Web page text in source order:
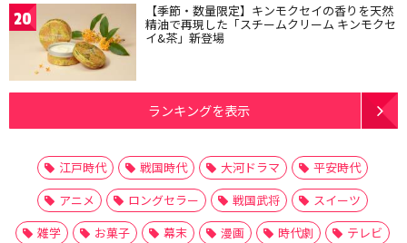
20 【季節・数量限定】キンモクセイの香りを天然
精油で再現した「スチームクリーム キンモクセ
イ&茶」新登場
ランキングを表示
江戸時代 戦国時代 大河ドラマ
平安時代
アニメ
ロングセラー 戦国武将
スイーツ
雑学
お菓子 幕末 漫画 時代劇
テレビ